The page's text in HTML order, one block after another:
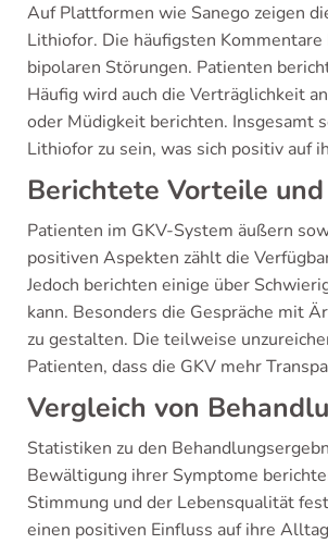
Auf Plattformen wie Sanego zeigen
Lithiofor. Die häufigsten
bipolaren Störungen. Patienten
Häufig wird auch die Verträglichkeit
oder Müdigkeit berichten. Insgesamt
Lithiofor zu sein, was sich positiv auf
Berichtete Vorteile
Patienten im GKV-System äußern
positiven Aspekten zählt die
Jedoch berichten einige über
kann. Besonders die Gespräche mit
zu gestalten. Die teilweise
Patienten, dass die GKV mehr
Vergleich von
Statistiken zu den
Bewältigung ihrer Symptome
Stimmung und der Lebensqualität
einen positiven Einfluss auf ihre